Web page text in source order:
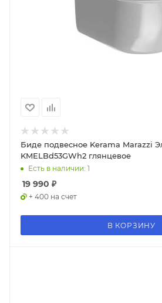
Биде подвесное Kerama Marazzi
KMELBd53GWh2 глянцевое
Есть в наличии: 1
19 990 ₽
+ 400 на счет
В КОРЗИНУ